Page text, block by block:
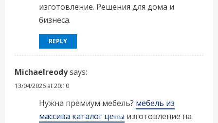
изготовление. Решения для дома и
бизнеса.
REPLY
Michaelreodysays:
13/04/2026 at 20:10
Нужна премиум мебель? мебель из
массива каталог цены изготовление на